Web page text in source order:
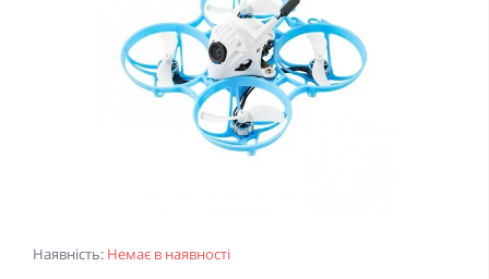
Наявність: Немає в наявності